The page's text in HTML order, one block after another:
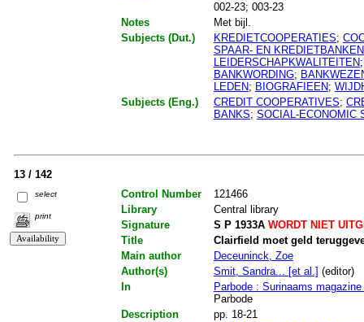
002-23; 003-23
Notes
Met bijl.
Subjects (Dut.)
KREDIETCOOPERATIES;
SPAAR- EN KREDIETBANKEN
LEIDERSCHAPKWALITEITEN
BANKWORDING;
LEDEN; BIOGRAFIEEN;
Subjects (Eng.)
CREDIT COOPERATIVES;
BANKS; SOCIAL-ECONOMIC
13 / 142
select
print
Control Number
121466
Library
Central library
Signature
S P 1933A WORDT NIET
Title
Clairfield moet geld
Main author
Deceuninck, Zoe
Author(s)
Smit, Sandra... [et al.] (editor)
In
Parbode : Surinaams magazine
Parbode
Description
pp. 18-21